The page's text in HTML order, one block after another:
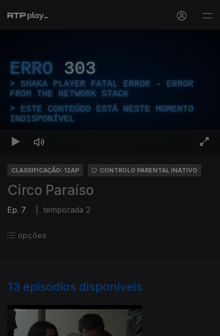
ERRO 303
SHAKA PLAYER FATAL ERROR - ERROR
FROM THE NETWORK STACK
ESTE CONTEÚDO ESTÁ NESTE MOMENTO
INDISPONÍVEL
CLASSIFICAÇÃO: 12AP CONTROLO PARENTAL INATIVO
Circo Paraíso
Ep. 7 temporada 2
opções
13 episódios disponíveis